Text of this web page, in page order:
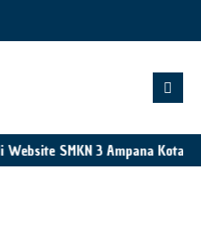
SMKN 3 Ampana Kota